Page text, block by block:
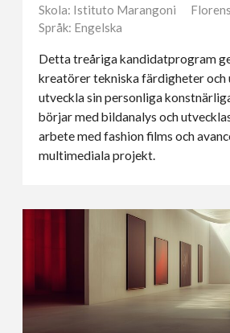
Skola: Istituto Marangoni
Florens
Språk: Engelska
Detta treåriga kandidatprogram
kreatörer tekniska färdigheter
utveckla sin personliga
börjar med bildanalys och
arbete med fashion films och
multimediala projekt.